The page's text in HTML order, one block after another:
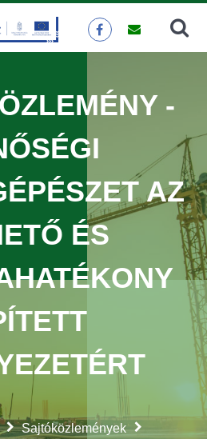
Sajtóközlemények
-
AZ
ÉS